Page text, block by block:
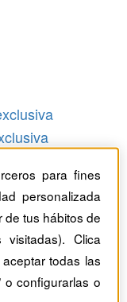
para fines
personalizada
tus hábitos de
visitadas). Clica
todas las
o configurarlas o